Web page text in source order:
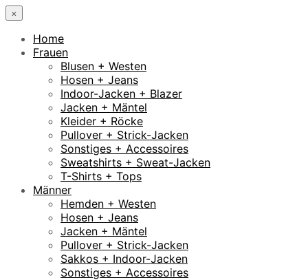
×
Home
Frauen
Blusen + Westen
Hosen + Jeans
Indoor-Jacken + Blazer
Jacken + Mäntel
Kleider + Röcke
Pullover + Strick-Jacken
Sonstiges + Accessoires
Sweatshirts + Sweat-Jacken
T-Shirts + Tops
Männer
Hemden + Westen
Hosen + Jeans
Jacken + Mäntel
Pullover + Strick-Jacken
Sakkos + Indoor-Jacken
Sonstiges + Accessoires